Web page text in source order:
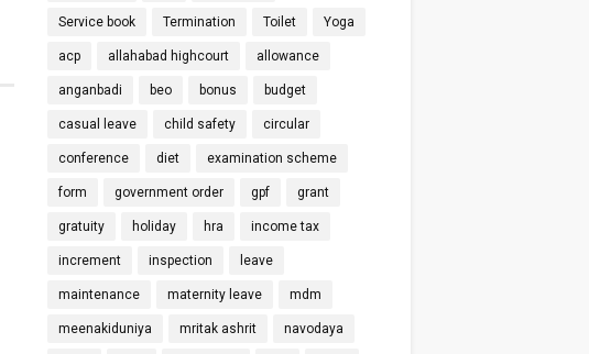
Service book Termination Toilet Yoga
acp allahabad highcourt allowance
anganbadi beo bonus budget
casual leave child safety circular
conference diet examination scheme
form government order gpf grant
gratuity holiday hra income tax
increment inspection leave
maintenance maternity leave mdm
meenakiduniya mritak ashrit navodaya